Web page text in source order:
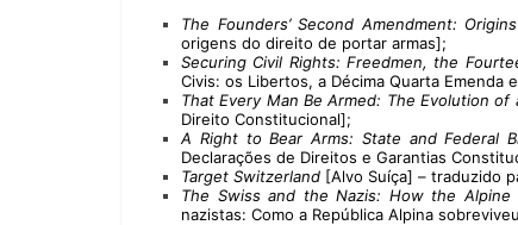
The Founders’ Second Amendment:
origens do direito de portar armas];
Securing Civil Rights: Freedmen, the
Civis: os Libertos, a Décima Quarta Emenda
That Every Man Be Armed: The Evolution of
Direito Constitucional];
A Right to Bear Arms: State and Federal
Declarações de Direitos e Garantias
Target Switzerland [Alvo Suíça] – traduzido
The Swiss and the Nazis: How the
nazistas: Como a República Alpina